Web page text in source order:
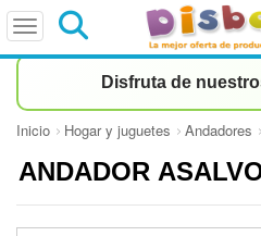
Disfruta de
Inicio Hogar y juguetes Andadores
ANDADOR